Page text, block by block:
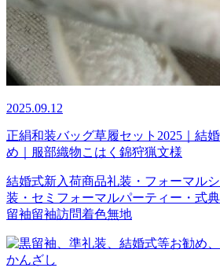
2025.09.12
正絹和装バッグ草履セット2025｜結
め｜服部織物こはく錦狩猟文様
結婚式新入荷商品礼装・フォーマル
装・セミフォーマルパーティー・式典
留袖留袖訪問着色無地